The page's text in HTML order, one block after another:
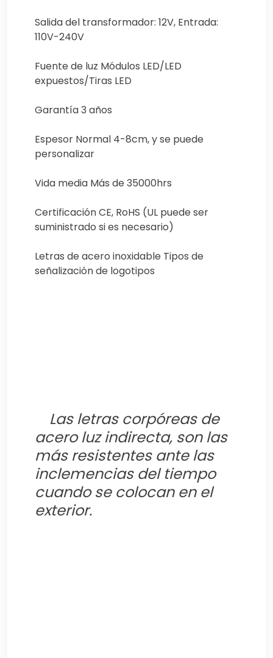
Salida del transformador: 12V, Entrada:
110V-240V
Fuente de luz Módulos LED/LED
expuestos/Tiras LED
Garantía 3 años
Espesor Normal 4-8cm, y se puede
personalizar
Vida media Más de 35000hrs
Certificación CE, RoHS (UL puede ser
suministrado si es necesario)
Letras de acero inoxidable Tipos de
señalización de logotipos
Las letras corpóreas de
acero luz indirecta, son las
más resistentes ante las
inclemencias del tiempo
cuando se colocan en el
exterior.